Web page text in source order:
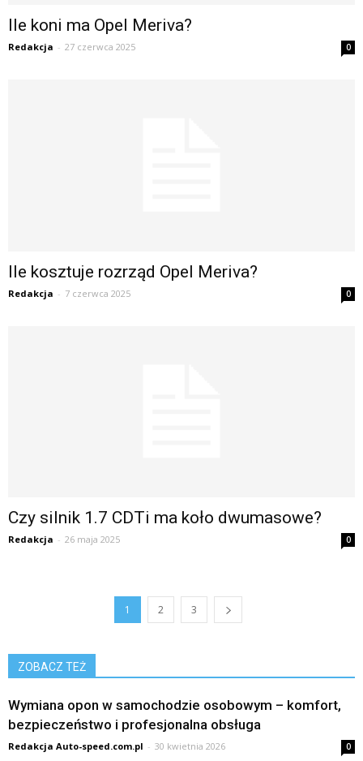
Ile koni ma Opel Meriva?
Redakcja - 27 czerwca 2025 0
Ile kosztuje rozrząd Opel Meriva?
Redakcja - 7 czerwca 2025 0
Czy silnik 1.7 CDTi ma koło dwumasowe?
Redakcja - 26 maja 2025 0
1 2 3
ZOBACZ TEŻ
Wymiana opon w samochodzie osobowym – komfort,
bezpieczeństwo i profesjonalna obsługa
Redakcja Auto-speed.com.pl - 30 kwietnia 2026 0